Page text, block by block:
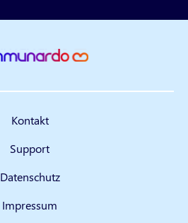
Kontakt
Support
Datenschutz
Impressum